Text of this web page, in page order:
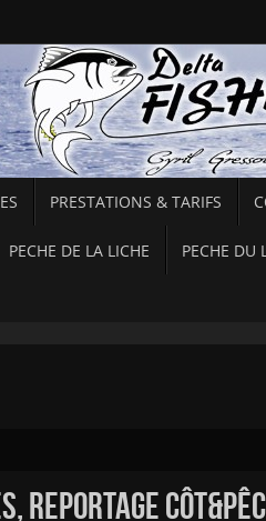
PRESTATIONS & TARIFS
PECHE DE LA LICHE PECHE DU
REPORTAGE